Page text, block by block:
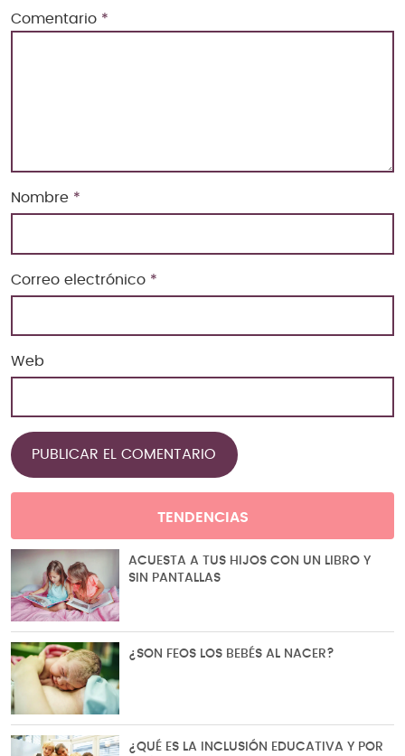
Comentario *
Nombre *
Correo electrónico *
Web
TENDENCIAS
ACUESTA A TUS HIJOS CON UN LIBRO Y
SIN PANTALLAS
¿SON FEOS LOS BEBÉS AL NACER?
¿QUÉ ES LA INCLUSIÓN EDUCATIVA Y POR